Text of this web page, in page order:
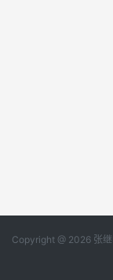
Copyright @ 2026 张